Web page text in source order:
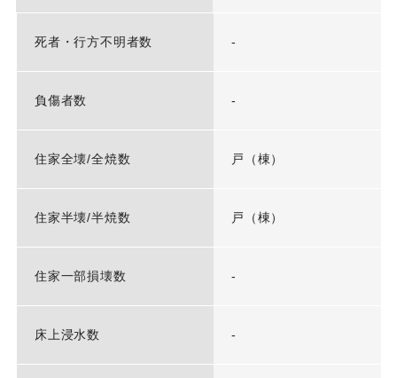
死者・行方不明者数 -
負傷者数 -
住家全壊/全焼数 戸（棟）
住家半壊/半焼数 戸（棟）
住家一部損壊数 -
床上浸水数 -